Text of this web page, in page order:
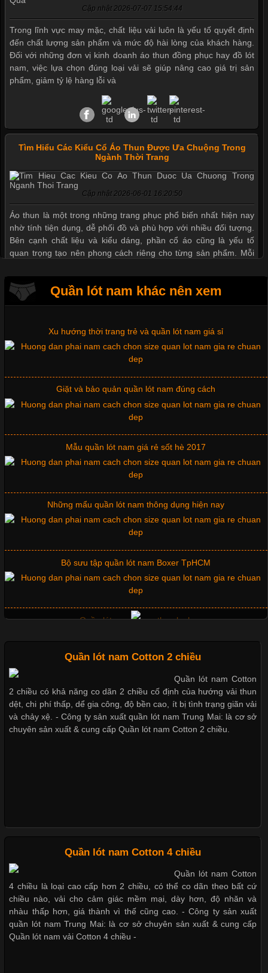
Cập nhật 2026-07-07 15:54:44
Trong lĩnh vực may mặc, chất liệu vải luôn là yếu tố quyết định
đến chất lượng sản phẩm và mức độ hài lòng của khách hàng.
Đối với những đơn vị kinh doanh áo thun đồng phục hay đồ lót
nam, việc lựa chọn đúng loại vải sẽ giúp nâng cao giá trị sản
phẩm, giảm tỷ lệ hàng lỗi và
Tìm Hiểu Các Kiểu Cổ Áo Thun Được Ưa Chuộng Trong
Ngành Thời Trang
Cập nhật 2026-06-01 16:20:50
Áo thun là một trong những trang phục phổ biến nhất hiện nay
nhờ tính tiện dụng, dễ phối đồ và phù hợp với nhiều đối tượng.
Bên cạnh chất liệu và kiểu dáng, phần cổ áo cũng là yếu tố
quan trọng tạo nên phong cách riêng cho từng sản phẩm. Mỗi
Những Mẫu Áo Thun Đồng Phục Công Ty Được Ưa
Chuộng Hiện Nay
Cập nhật 2026-06-01 14:23:34
Trong môi trường kinh doanh hiện đại, việc xây dựng hình ảnh
chuyên nghiệp đóng vai trò quan trọng đối với sự phát triển của
đơn vị lựa chọn hiện nay là sử dụng áo thun đồng phục công ty.
Không chỉ giúp tạo sự đồng bộ, áo thun
Chất Liệu Lycra Có Gì Đặc Biệt Trong Ngành Thời Trang?
Vải Lycra Là Gì? Chất Liệu Co Giãn Được Ưa Chuộng Trong
Ngành May Mặc Trong ngành thời trang hiện đại, các loại vải có
khả năng co giãn tốt ngày càng được ưa chuộng nhằm mang lại
trong những chất liệu nổi bật nhờ độ đàn hồi cao,
Chất Liệu Bamboo Xu Hướng Mới Trong Ngành Thời Trang
Cập nhật 2026-05-21 14:59:25
Trong những năm gần đây, vải Bamboo đang trở thành một
Những Loại Vải Thun Thông Dụng Và Đặc Điểm Nổi Bật
Cập nhật 2026-05-20 14:58:56
Vải thun là một trong những chất liệu được sử dụng rộng rãi
nhất trong ngành thời trang nhờ đặc tính co giãn, mềm mại và
thoải mái khi mặc. Từ áo thun, đồ thể thao cho đến đồ lót nam,
vải thun luôn đóng vai trò quan trọng trong quá trình sản xuất.
Quần lót nam khác nên xem
Mẫu quần short quần lót nam nữ hè thu 2017
Thị hiều quần lót nam bơi lội nam và nữ 2017
Giặt và bảo quản quần lót nam đúng cách
Mẫu quần lót nam giá rẻ sốt hè 2017
Những mẩu quần lót nam thông dụng hiện nay
Bộ sưu tập quần lót nam Boxer TpHCM
Quần lót nam boxer thun lạnh
Nguyên bộ quần lót nam Boxer thun lạnh giá rẻ
Dễ chịu hơn với quần lót nam giá rẻ vải Cotton 4 chiều
Mẫu quần short quần lót nam nữ hè thu 2017
Xu hướng thời trang trẻ và quần lót nam giá sỉ
Giặt và bảo quản quần lót nam đúng cách
Quần lót nam Cotton 2 chiều
Quần lót nam Cotton
2 chiều có khả năng co dãn 2 chiều cố định của hướng vải thun
dệt, chi phí thấp, dể gia công, độ bền cao, ít bị tình trạng giãn vải
và chảy xệ. - Công ty sản xuất quần lót nam Trung Mai: là cơ sở
chuyên sản xuất & cung cấp Quần lót nam Cotton 2 chiều.
Quần lót nam Cotton 4 chiều
Quần lót nam Cotton
4 chiều là loại cao cấp hơn 2 chiều, có thể co dãn theo bất cứ
chiều nào, vải cho cảm giác mềm mại, dày hơn, độ nhăn và
nhàu thấp hơn, giá thành vì thế cũng cao. - Công ty sản xuất
quần lót nam Trung Mai: là cơ sở chuyên sản xuất & cung cấp
Quần lót nam vải Cotton 4 chiều -